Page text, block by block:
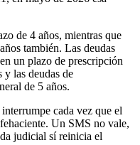
de 4 años, mientras que
también. Las deudas
un plazo de prescripción
y las deudas de
de 5 años.
cada vez que el
Un SMS no vale,
judicial sí reinicia el